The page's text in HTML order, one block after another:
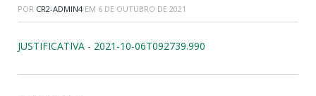
POR CR2-ADMIN4 EM 6 DE OUTUBRO DE 2021
JUSTIFICATIVA - 2021-10-06T092739.990